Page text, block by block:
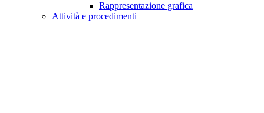
Rappresentazione grafica
Attività e procedimenti